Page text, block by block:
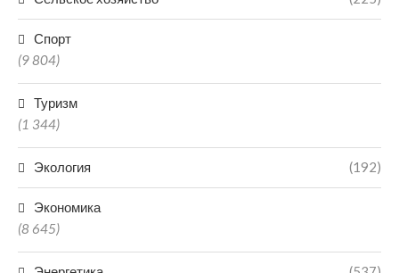
Спорт
(9 804)
Туризм
(1 344)
Экология (192)
Экономика
(8 645)